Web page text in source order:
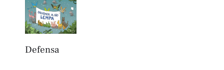
Defensa